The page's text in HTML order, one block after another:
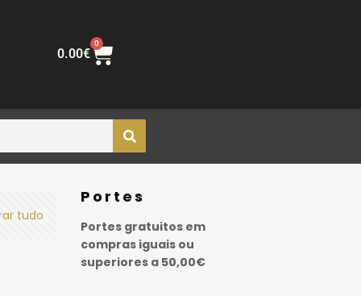
0.00€
0
tudo
Portes
Portes gratuitos em
compras iguais ou
superiores a 50,00€